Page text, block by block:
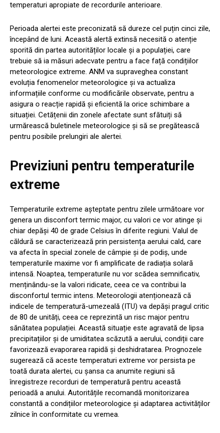
temperaturi apropiate de recordurile anterioare.
Perioada alertei este preconizată să dureze cel puțin cinci zile,
începând de luni. Această alertă extinsă necesită o atenție
sporită din partea autorităților locale și a populației, care
trebuie să ia măsuri adecvate pentru a face față condițiilor
meteorologice extreme. ANM va supraveghea constant
evoluția fenomenelor meteorologice și va actualiza
informațiile conforme cu modificările observate, pentru a
asigura o reacție rapidă și eficientă la orice schimbare a
situației. Cetățenii din zonele afectate sunt sfătuiți să
urmărească buletinele meteorologice și să se pregătească
pentru posibile prelungiri ale alertei.
Previziuni pentru temperaturile
extreme
Temperaturile extreme așteptate pentru zilele următoare vor
genera un disconfort termic major, cu valori ce vor atinge și
chiar depăși 40 de grade Celsius în diferite regiuni. Valul de
căldură se caracterizează prin persistența aerului cald, care
va afecta în special zonele de câmpie și de podiș, unde
temperaturile maxime vor fi amplificate de radiația solară
intensă. Noaptea, temperaturile nu vor scădea semnificativ,
menținându-se la valori ridicate, ceea ce va contribui la
disconfortul termic intens. Meteorologii atenționează că
indicele de temperatură-umezeală (ITU) va depăși pragul critic
de 80 de unități, ceea ce reprezintă un risc major pentru
sănătatea populației. Această situație este agravată de lipsa
precipitațiilor și de umiditatea scăzută a aerului, condiții care
favorizează evaporarea rapidă și deshidratarea. Prognozele
sugerează că aceste temperaturi extreme vor persista pe
toată durata alertei, cu șansa ca anumite regiuni să
înregistreze recorduri de temperatură pentru această
perioadă a anului. Autoritățile recomandă monitorizarea
constantă a condițiilor meteorologice și adaptarea activităților
zilnice în conformitate cu vremea.